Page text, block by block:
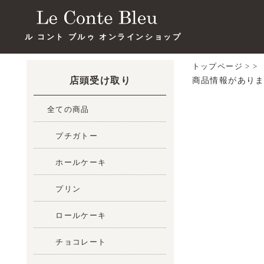
ル コント ブルゥ オンラインショップ
店頭受け取り
全ての商品
プチガトー
ホールケーキ
プリン
ロールケーキ
チョコレート
トップページ >>
商品情報があり